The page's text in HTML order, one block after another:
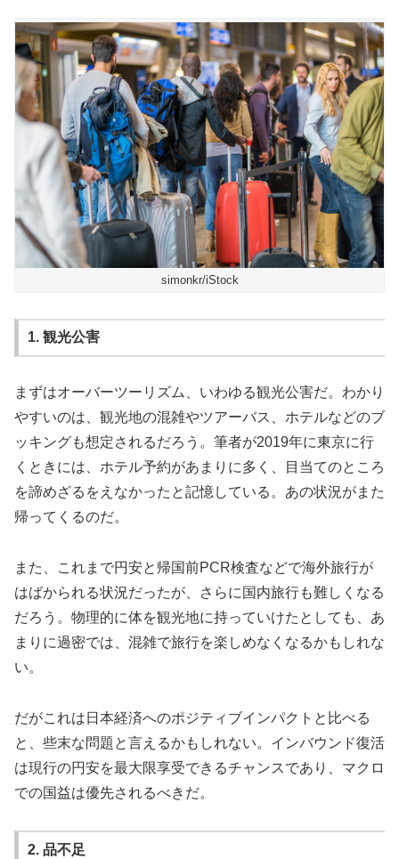
simonkr/iStock
1. 観光公害
まずはオーバーツーリズム、いわゆる観光公害だ。わかり
やすいのは、観光地の混雑やツアーバス、ホテルなどのブ
ッキングも想定されるだろう。筆者が2019年に東京に行
くときには、ホテル予約があまりに多く、目当てのところ
を諦めざるをえなかったと記憶している。あの状況がまた
帰ってくるのだ。
また、これまで円安と帰国前PCR検査などで海外旅行が
はばかられる状況だったが、さらに国内旅行も難しくなる
だろう。物理的に体を観光地に持っていけたとしても、あ
まりに過密では、混雑で旅行を楽しめなくなるかもしれな
い。
だがこれは日本経済へのポジティブインパクトと比べる
と、些末な問題と言えるかもしれない。インバウンド復活
は現行の円安を最大限享受できるチャンスであり、マクロ
での国益は優先されるべきだ。
2. 品不足